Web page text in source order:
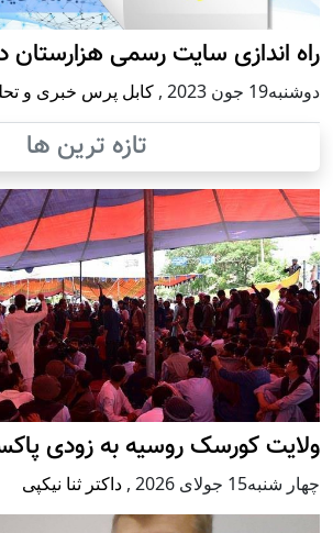
راه اندازی سایت رسمی هزارستان
دوشنبه19 جون 2023 , کابل پرس خبری و
تازه ترین ها
ولایت کورسک روسیه به زودی
چهار شنبه15 جولای 2026 , داکتر ثنا نیکپی